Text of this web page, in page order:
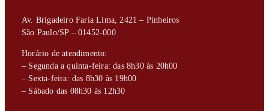
Av. Brigadeiro Faria Lima, 2421 – Pinheiros
São Paulo/SP – 01452-000
Horário de atendimento:
– Segunda a quinta-feira: das 8h30 às 20h00
– Sexta-feira: das 8h30 às 19h00
– Sábado das 08h30 às 12h30